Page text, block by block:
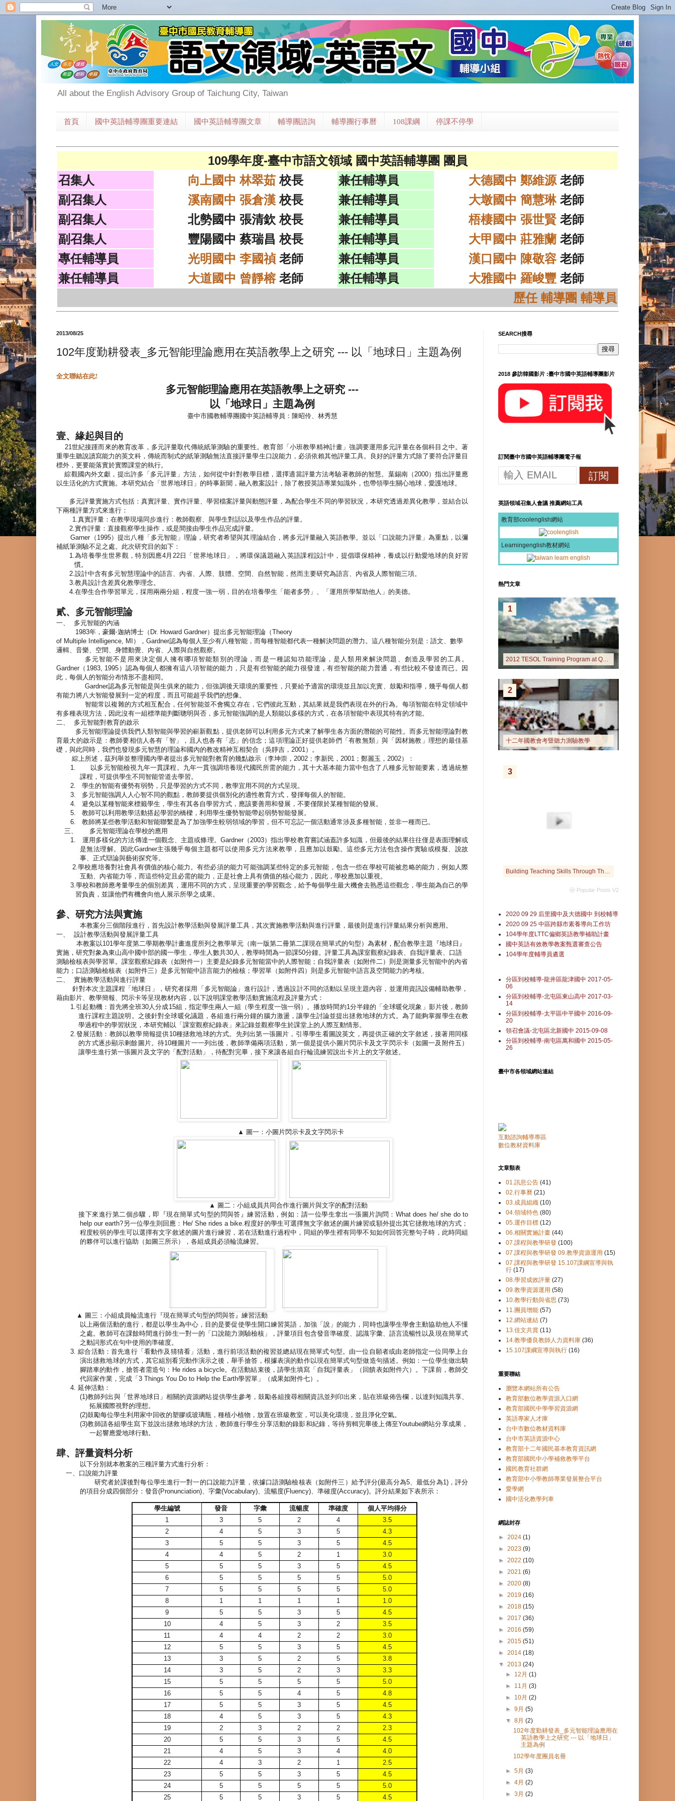
All about the English Advisory Group of Taichung City, Taiwan
首頁 國中英語輔導團重要連結 國中英語輔導團文章 輔導團諮詢 輔導團行事曆 108課綱 停課不停學
109學年度-臺中市語文領域 國中英語輔導團 團員
召集人
向上國中 林翠茹 校長 兼任輔導員 大德國中 鄭維源 老師
副召集人
溪南國中 張倉漢 校長 兼任輔導員 大墩國中 簡慧琳老師
副召集人
北勢國中 張清欽 校長 兼任輔導員 梧棲國中 張世賢老師
副召集人
豐陽國中 蔡瑞昌 校長 兼任輔導員 大甲國中 莊雅蘭 老師
專任輔導員
光明國中 李國禎 老師 兼任輔導員 漢口國中 陳敬容老師
兼任輔導員
大道國中 曾靜榕老師 兼任輔導員 大雅國中 羅峻豐 老師
歷任 輔導團 輔導員
2013/08/25
102年度勤耕發表_多元智能理論應用在英語教學上之研究 --- 以「地球日」主題為例
全文聯結在此!
多元智能理論應用在英語教學上之研究 ---
以「地球日」主題為例
臺中市國教輔導團國中英語輔導員：陳昭伶、林秀慧
壹、緣起與目的
21世紀接踵而來的教育改革，多元評量取代傳統紙筆測驗的重要性。教育部「小班教學精神計畫」強調要運用多元評量在各個科目之中。著
重學生聽說讀寫能力的英文科，傳統而制式的紙筆測驗無法直接評量學生口說能力，必須依賴其他評量工具。良好的評量方式除了要符合評量目
標外，更要能落實於實際課堂的執行。
綜觀國內外文獻，提出許多「多元評量」方法，如何從中針對教學目標，選擇適當評量方法考驗著教師的智慧。 葉錫南 （2000）指出評量應
以生活化的方式實施。本研究結合「世界地球日」的時事新聞，融入教案設計，除了教授英語專業知識外，也帶領學生關心地球，愛護地球。
多元評量實施方式包括：真實評量、實作評量、學習檔案評量與動態評量，為配合學生不同的學習狀況，本研究透過差異化教學，並結合以
下兩種評量方式來進行：
1.真實評量：在教學現場同步進行：教師觀察、與學生對話以及學生作品的評量。
2.實作評量：直接觀察學生操作，或是間接由學生作品完成評量。
Garner （ 1995）提出八種「多元智能」理論，研究者希望與其理論結合，將多元評量融入英語教學。並以「口說能力評量」為重點，以彌
補紙筆測驗不足之處。此次研究目的如下：
1.為培養學生世界觀，特別因應4月 22日
「世界地球日」，將環保議題融入英語課程設計中，提倡環保精神，養成以行動愛地球的良好習
慣。
2.設計中含有多元智慧理論中的語言、內省、人際、肢體、空間、自然智能，然而主要研究為語言、內省及人際智能三項。
3.教具設計含差異化教學理念。
4.在學生合作學習單元，採用兩兩分組，程度一強一弱，目的在培養學生「能者多勞」、「運用所學幫助他人」的美德。
貳、多元智能理論
一、
多元智能的內涵
1983年，豪爾‧迦納博士（ Dr. Howard Gardner）提出多元智能理論（Theory
of Multiple Intelligence, MI ）， Gardner認為每個人至少有八種智能，而每種智能都代表一種解決問題的潛力。這八種智能分別是：語文、數學
邏輯、音樂、空間、身體動覺、內省、人際與自然觀察。
多元智能不是用來決定個人擁有哪項智能類別的理論，而是一種認知功能理論，是人類用來解決問題、創造及學習的工具。
Gardner （ 1983, 1995 ）認為每個人都擁有這八項智能的能力，只是有些智能的能力很發達，有些智能的能力普通，有些比較不發達而已。因
此，每個人的智能分布情形不盡相同。
Gardner認為多元智能是與生俱來的能力，但強調後天環境的重要性，只要給予適當的環境並且加以充實、鼓勵和指導，幾乎每個人都
有能力將八大智能發展到一定的程度，而且可能超乎我們的想像。
智能常以複雜的方式相互配合，任何智能並不會獨立存在，它們彼此互動，其結果就是我們表現在外的行為。每項智能在特定領域中
有多種表現方法，因此沒有一組標準能判斷聰明與否，多元智能強調的是人類能以多樣的方式，在各項智能中表現其特有的才能。
二、
多元智能對教育的啟示
多元智能理論提供我們人類智能與學習的嶄新觀點，提供老師可以利用多元方式來了解學生各方面的潛能的可能性。而多元智能理論對教
育最大的啟示是：教師要相信人各有「智」，且人也各有「志」的信念；這項理論正好提供老師們「有教無類」與「因材施教」理想的最佳基
礎，與此同時，我們也發現多元智慧的理論和國內的教改精神互相契合（吳靜吉， 2001）。
綜上所述，茲列舉並整理國內學者提出多元智能對教育的幾點啟示（李坤崇， 2002；李新民， 2001；鄭麗玉， 2002）：
1.
以多元智能檢視九年一貫課程。九年一貫強調培養現代國民所需的能力，其十大基本能力當中包含了八種多元智能要素，透過統整
課程，可提供學生不同智能管道去學習。
2.
學生的智能有優勢有弱勢，只是學習的方式不同，教學宜用不同的方式呈現。
3.
多元智能強調人人心智不同的觀點，教師要提供個別化的適性教育方式，發揮每個人的智能。
4.
避免以某種智能來標籤學生，學生有其各自學習方式，應該要善用和發展，不要僅限於某種智能的發展。
5.
教師可以利用教學活動搭起學習的橋樑，利用學生優勢智能帶起弱勢智能發展。
6.
教師將某些教學活動和智能聯繫是為了加強學生較弱領域的學習，但不可忘記一個活動通常涉及多種智能，並非一種而已。
三、
多元智能理論在學校的應用
1.
運用多樣化的方法傳達一個觀念、主題或條理。 Gardner（2003）指出學校教育嘗試涵蓋許多知識，但最後的結果往往僅是表面理解或
是無法理解。因此Gardner主張幾乎每個主題都可以使用多元方法來教學，且應加以鼓勵。這些多元方法包含操作實驗或模擬、說故
事、正式辯論與藝術探究等。
2.學校應培養對社會具有價值的核心能力。有些必須的能力可能強調某些特定的多元智能，包含一些在學校可能被忽略的能力，例如人際
互動、內省能力等，而這些特定且必需的能力，正是社會上具有價值的核心能力，因此，學校應加以重視。
3.學校和教師應考量學生的個別差異，運用不同的方式，呈現重要的學習觀念，給予每個學生最大機會去熟悉這些觀念，學生能為自己的學
習負責，並讓他們有機會向他人展示所學之成果。
參、研究方法與實施
本教案分三個階段進行，首先設計教學活動與發展評量工具，其次實施教學活動與進行評量，最後則是進行評量結果分析與應用。
一、
設計教學活動與發展評量工具
本教案以101學年度第二學期教學計畫進度所列之教學單元（南一版第二冊第二課現在簡單式的句型）為素材，配合教學主題『地球日』
實施，研究對象為東山高中國中部的國一學生，學生人數共30人，教學時間為一節課50分鐘。評量工具為課室觀察紀錄表、自我評量表、口語
測驗檢核表與學習單。課室觀察紀錄表（如附件一）主要是紀錄多元智能當中的人際智能；自我評量表（如附件二）則是測量多元智能中的內省
能力；口語測驗檢核表（如附件三）是多元智能中語言能力的檢核；學習單（如附件四）則是多元智能中語言及空間能力的考核。
二、
實施教學活動與進行評量
針對本次主題課程「地球日」，研究者採用「多元智能論」進行設計，透過設計不同的活動以呈現主題內容，並運用資訊設備輔助教學，
藉由影片、教學簡報、閃示卡等呈現教材內容，以下說明課堂教學活動實施流程及評量方式：
1.引起動機：首先將全班30人分成15組，指定學生兩人一組（學生程度一強一弱）。播放時間約1分半鐘的「全球暖化現象」影片後，教師
進行課程主題說明。之後針對全球暖化議題，各組進行兩分鐘的腦力激盪，讓學生討論並提出拯救地球的方式。為了能夠掌握學生在教
學過程中的學習狀況，本研究輔以「課室觀察紀錄表」來記錄並觀察學生於課堂上的人際互動情形。
2.發展活動：教師以教學簡報提供10種拯救地球的方式。先列出第一張圖片，引導學生看圖說英文，再提供正確的文字敘述，接著用同樣
的方式逐步顯示剩餘圖片。待10種圖片一一列出後，教師準備兩項活動，第一個是提供小圖片閃示卡及文字閃示卡（如圖一及附件五）
讓學生進行第一張圖片及文字的「配對活動」，待配對完畢，接下來讓各組自行輪流練習說出卡片上的文字敘述。
▲ 圖一：小圖片閃示卡及文字閃示卡
▲ 圖二：小組成員共同合作進行圖片與文字的配對活動
接下來進行第二個步驟，即『現在簡單式句型的問與答』練習活動，例如：請一位學生拿出一張圖片詢問： What does he/ she do to
help our earth? 另一位學生則回應： He/ She rides a bike.程度好的學生可選擇無文字敘述的圖片練習或額外提出其它拯救地球的方式；
程度較弱的學生可以選擇有文字敘述的圖片進行練習，若在活動進行過程中，同組的學生裡有同學不知如何回答完整句子時，此時同組
的夥伴可以進行協助（如圖三所示），各組成員必須輪流練習。
▲ 圖三：小組成員輪流進行『現在簡單式句型的問與答』練習活動
以上兩個活動的進行，都是以學生為中心，目的是要促使學生開口練習英語，加強「說」的能力，同時也讓學生學會主動協助他人不懂
之處。教師可在課餘時間進行師生一對一的「口說能力測驗檢核」，評量項目包含發音準確度、認識字彙、語言流暢性以及現在簡單式
之動詞形式在句中使用的準確度。
3.綜合活動：首先進行「看動作及猜猜看」活動，進行前項活動的複習並總結現在簡單式句型。由一位自願者或由老師指定一位同學上台
演出拯救地球的方式，其它組別看完動作演示之後，舉手搶答，根據表演的動作以現在簡單式句型做造句描述。例如：一位學生做出騎
腳踏車的動作，搶答者需造句： He rides a bicycle。在活動結束後，請學生填寫「自我評量表」（回饋表如附件六）。下課前，教師交
代回家作業，完成「 3 Things You Do to Help the Earth學習單」（成果如附件七）。
4.延伸活動：
(1)教師列出與「世界地球日」相關的資源網站提供學生參考，鼓勵各組搜尋相關資訊並列印出來，貼在班級佈告欄，以達到知識共享、
拓展國際視野的理想。
(2)鼓勵每位學生利用家中回收的塑膠或玻璃瓶，種植小植物，放置在班級教室，可以美化環境，並且淨化空氣。
(3)教師請各組學生寫下並說出拯救地球的方法，教師進行學生分享活動的錄影和紀錄，等待剪輯完畢後上傳至Youtube網站分享成果，
一起響應愛地球行動。
肆、評量資料分析
以下分別就本教案的三種評量方式進行分析：
一、口說能力評量
研究者於課後對每位學生進行一對一的口說能力評量，依據口語測驗檢核表（如附件三）給予評分(最高分為5、最低分為1)，評分
的項目分成四個部分：發音(Pronunciation)、字彙(Vocabulary)、流暢度(Fluency)、準確度(Accuracy)。評分結果如下表所示：
學生編號 發音 字彙 流暢度 準確度
個人平均得分
1
3 5 2 4
3.5
2
4 5 3 5
4.3
3
5 5 3 5
4.5
4
4 5 2 1
3.0
5
5 5 3 5
4.5
6
5 5 5 5
5.0
7
5 5 5 5
5.0
8
1 1 1 1
1.0
9
5 5 3 5
4.5
10
4 5 3 2
3.5
11
4 4 2 2
3.0
12
5 5 3 5
4.5
13
3 5 2 5
3.8
14
3 5 2 3
3.3
15
5 5 5 5
5.0
16
5 5 4 5
4.8
17
5 5 3 5
4.5
18
4 5 3 5
4.3
19
2 3 2 2
2.3
20
5 5 3 5
4.5
21
4 5 3 4
4.0
22
4 3 2 1
2.5
23
5 5 3 5
4.5
24
5 5 5 5
5.0
25
5 5 3 5 4.5
SEARCH搜尋
2018 參訪韓國影片 :臺中市國中英語輔導團影片
訂閱臺中市國中英語輔導團電子報
英語領域召集人會議 推薦網站工具
教育部coolenglish網站
Learningenglish教材網站
熱門文章
2012 TESOL Training Program at Queensland University of Technology
1
十二年國教會考暨聽力測驗教學
2
Building Teaching Skills Through The Interactive Web
3
ⓦ Popular Posts V2
2020 09 29 后里國中及大德國中 到校輔導
2020 09 25 中區跨縣市素養導向工作坊
104學年度LTTC偏鄉英語教學補助計畫
國中英語有效教學教案甄選審查公告
104學年度輔導員遴選
分區到校輔導-龍井區龍津國中 2017-05-
06
分區到校輔導-北屯區東山高中 2017-03-
14
分區到校輔導-太平區中平國中 2016-09-
20
領召會議-北屯區北新國中 2015-09-08
分區到校輔導-南屯區萬和國中 2015-05-
26
臺中市各領域網站連結
互動諮詢輔導專區
數位教材資料庫
文章類表
01.訊息公告 (41)
02.行事曆 (21)
03.成員組織 (10)
04.領域特色 (80)
05.運作目標 (12)
06.相關實施計畫 (44)
07.課程與教學研發 (100)
07.課程與教學研發 09.教學資源運用 (15)
07.課程與教學研發 15.107課綱宣導與執
行 (17)
08.學習成效評量 (27)
09.教學資源運用 (58)
10.教學行動與省思 (73)
11.團員增能 (57)
12.網站連結 (7)
13.佳文共賞 (11)
14.教學優良教師人力資料庫 (36)
15.107課綱宣導與執行 (16)
重要聯結
瀏覽本網站所有公告
教育部數位教學資源入口網
教育部國民中學學習資源網
英語專家人才庫
台中市數位教材資料庫
台中市英語資源中心
教育部十二年國民基本教育資訊網
教育部國民中小學補救教學平台
國民教育社群網
教育部中小學教師專業發展整合平台
愛學網
國中活化教學列車
網誌封存
► 2024 (1)
► 2023 (9)
► 2022 (10)
► 2021 (6)
► 2020 (8)
► 2019 (16)
► 2018 (15)
► 2017 (36)
► 2016 (59)
► 2015 (51)
► 2014 (18)
▼ 2013 (24)
► 12月(1)
► 11月(3)
► 10月(2)
►9月(5)
▼8月(2)
102年度勤耕發表_多元智能理論應用在
英語教學上之研究 --- 以「地球日」
主題為例
102學年度團員名冊
►5月(3)
►4月(2)
►3月(2)